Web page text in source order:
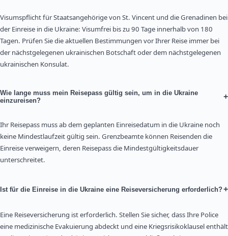
Visumspflicht für Staatsangehörige von St. Vincent und die Grenadinen bei
der Einreise in die Ukraine: Visumfrei bis zu 90 Tage innerhalb von 180
Tagen. Prüfen Sie die aktuellen Bestimmungen vor Ihrer Reise immer bei
der nächstgelegenen ukrainischen Botschaft oder dem nächstgelegenen
ukrainischen Konsulat.
Wie lange muss mein Reisepass gültig sein, um in die Ukraine
einzureisen?
+
Ihr Reisepass muss ab dem geplanten Einreisedatum in die Ukraine noch
keine Mindestlaufzeit gültig sein. Grenzbeamte können Reisenden die
Einreise verweigern, deren Reisepass die Mindestgültigkeitsdauer
unterschreitet.
Ist für die Einreise in die Ukraine eine Reiseversicherung erforderlich?+
Eine Reiseversicherung ist erforderlich. Stellen Sie sicher, dass Ihre Police
eine medizinische Evakuierung abdeckt und eine Kriegsrisikoklausel enthält